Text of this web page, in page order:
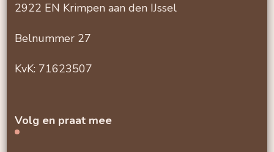
2922 EN Krimpen aan den IJssel
Belnummer 27
KvK: 71623507
Volg en praat mee